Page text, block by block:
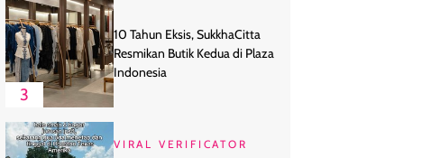
3
10 Tahun Eksis, SukkhaCitta
Resmikan Butik Kedua di Plaza
Indonesia
VIRAL VERIFICATOR